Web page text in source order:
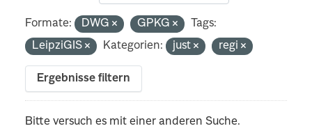
Formate: DWG GPKG
Tags:
LeipziGIS
Kategorien: just regi
Ergebnisse filtern
Bitte versuch es mit einer anderen Suche.